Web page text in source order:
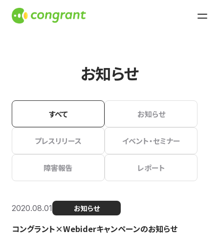
お知らせ
すべて お知らせ
プレスリリース イベント・セミナー
障害報告 レポート
2020.08.01 お知らせ
コングラント×Webiderキャンペーンのお知らせ